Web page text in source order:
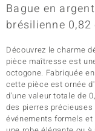
Bague en
brésilienne 0,82
Découvrez le charme
pièce maîtresse est
octogone. Fabriquée
cette pièce est ornée
d'une valeur totale de
des pierres
événements formels